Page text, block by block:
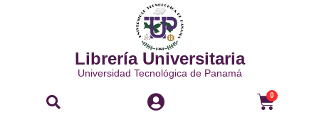
Librería Universitaria
Universidad Tecnológica de Panamá
Buscar 0